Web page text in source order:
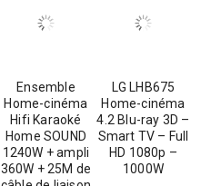
Ensemble
Home-cinéma
Hifi Karaoké
Home SOUND
1240W + ampli
360W + 25M de
LG LHB675
Home-cinéma
4.2 Blu-ray 3D –
Smart TV – Full
HD 1080p –
1000W